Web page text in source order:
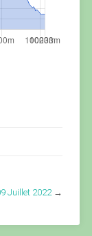
Juillet 2022→